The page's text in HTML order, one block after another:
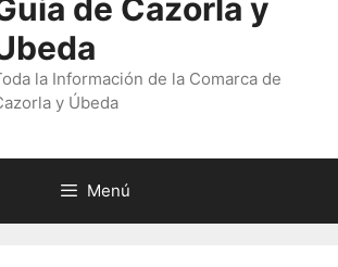
de Cazorla y
la Información de la Comarca de
y Úbeda
Menú